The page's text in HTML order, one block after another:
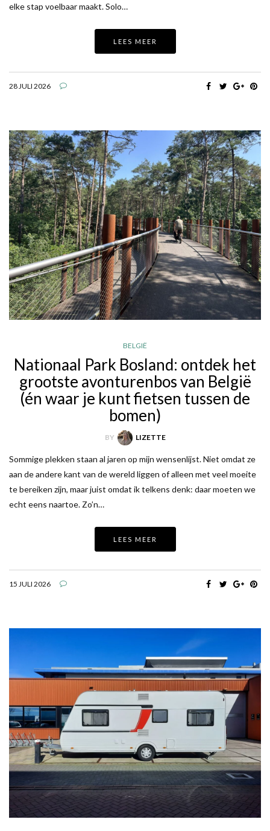
elke stap voelbaar maakt. Solo…
LEES MEER
28 JULI 2026
BELGIË
Nationaal Park Bosland: ontdek het
grootste avonturenbos van België
(én waar je kunt fietsen tussen de
bomen)
BY LIZETTE
Sommige plekken staan al jaren op mijn wensenlijst. Niet omdat ze
aan de andere kant van de wereld liggen of alleen met veel moeite
te bereiken zijn, maar juist omdat ik telkens denk: daar moeten we
echt eens naartoe. Zo’n…
LEES MEER
15 JULI 2026